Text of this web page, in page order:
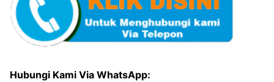
Hubungi Kami Via WhatsApp: